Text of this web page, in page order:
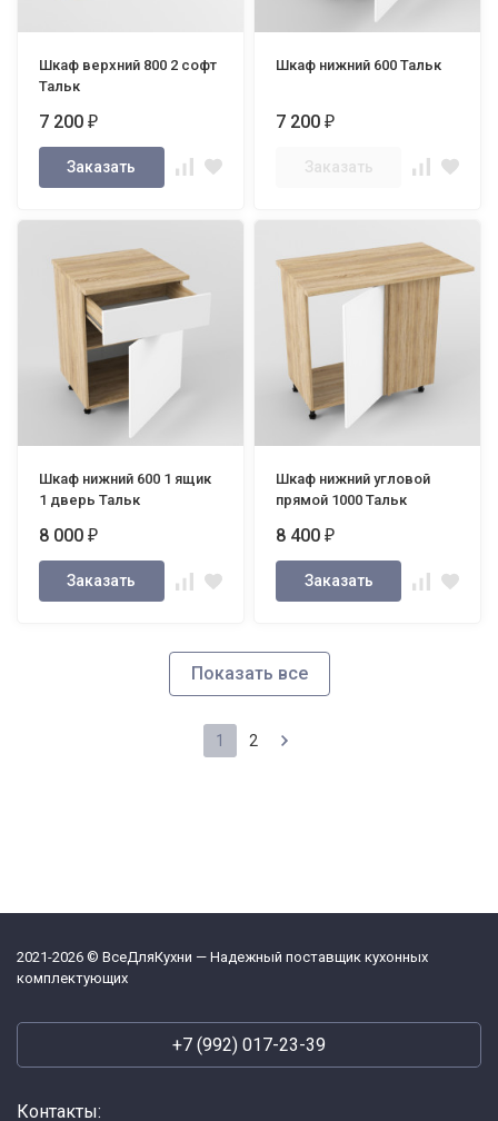
Шкаф верхний 800 2 софт
Тальк
7 200₽
Заказать
Шкаф нижний 600 Тальк
7 200₽
Заказать
Шкаф нижний 600 1 ящик
1 дверь Тальк
8 000₽
Заказать
Шкаф нижний угловой
прямой 1000 Тальк
8 400₽
Заказать
Показать все
1 2
2021-2026 © ВсеДляКухни — Надежный поставщик кухонных
комплектующих
+7 (992) 017-23-39
Контакты: